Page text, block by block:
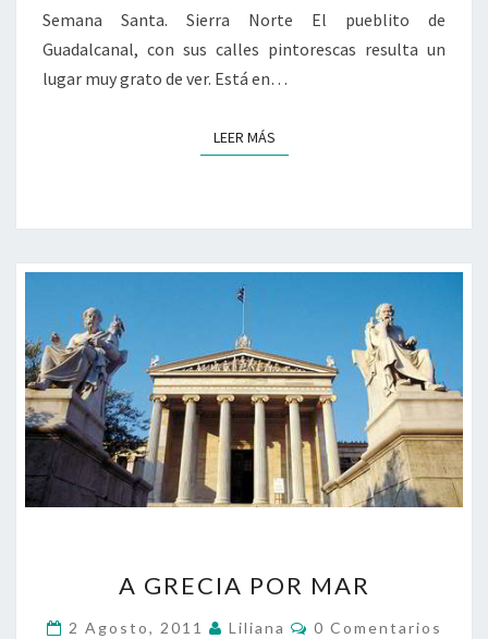
Semana Santa. Sierra Norte El pueblito de
Guadalcanal, con sus calles pintorescas resulta un
lugar muy grato de ver. Está en…
LEER MÁSLEER MÁS
GRECIA
POR
A GRECIA POR MAR
2 Agosto, 2011 Liliana Comentarios
0 Comentarios